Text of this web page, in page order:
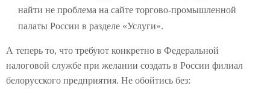
найти не проблема на сайте торгово-промышленной
палаты России в разделе «Услуги».
А теперь то, что требуют конкретно в Федеральной
налоговой службе при желании создать в России филиал
белорусского предприятия. Не обойтись без: